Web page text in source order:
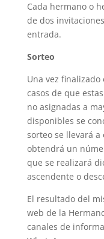
Cada hermano o
de dos
entrada.
Sorteo
Una vez
casos de que
no asignadas a
disponibles se
sorteo se llevará a
obtendrá un
que se realizará
ascendente o
El resultado del
web de la
canales de